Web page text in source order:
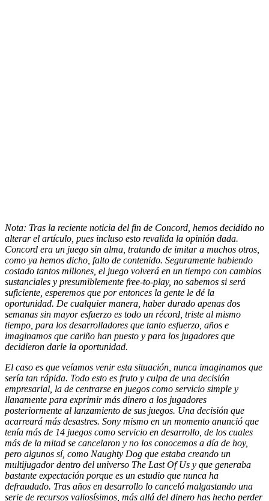
Nota: Tras la reciente noticia del fin de Concord, hemos decidido no
alterar el artículo, pues incluso esto revalida la opinión dada.
Concord era un juego sin alma, tratando de imitar a muchos otros,
como ya hemos dicho, falto de contenido. Seguramente habiendo
costado tantos millones, el juego volverá en un tiempo con cambios
sustanciales y presumiblemente free-to-play, no sabemos si será
suficiente, esperemos que por entonces la gente le dé la
oportunidad. De cualquier manera, haber durado apenas dos
semanas sin mayor esfuerzo es todo un récord, triste al mismo
tiempo, para los desarrolladores que tanto esfuerzo, años e
imaginamos que cariño han puesto y para los jugadores que
decidieron darle la oportunidad.
El caso es que veíamos venir esta situación, nunca imaginamos que
sería tan rápida. Todo esto es fruto y culpa de una decisión
empresarial, la de centrarse en juegos como servicio simple y
llanamente para exprimir más dinero a los jugadores
posteriormente al lanzamiento de sus juegos. Una decisión que
acarreará más desastres. Sony mismo en un momento anunció que
tenía más de 14 juegos como servicio en desarrollo, de los cuales
más de la mitad se cancelaron y no los conocemos a día de hoy,
pero algunos sí, como Naughty Dog que estaba creando un
multijugador dentro del universo The Last Of Us y que generaba
bastante expectación porque es un estudio que nunca ha
defraudado. Tras años en desarrollo lo canceló malgastando una
serie de recursos valiosísimos, más allá del dinero has hecho perder